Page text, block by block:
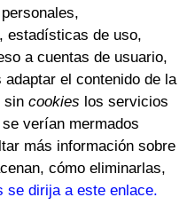
estadísticas de uso,
a cuentas de usuario,
adaptar el contenido de la
sin cookies los servicios
verían mermados
más información sobre
cómo eliminarlas,
se dirija a este enlace.